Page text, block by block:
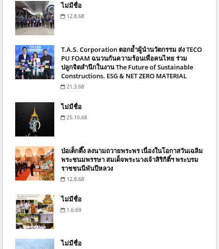
ไม่มีชื่อ
12.8.68
T.A.S. Corporation ตอกย้ำผู้นำนวัตกรรม ส่ง TECO
PU FOAM ฉนวนกันความร้อนเพื่อคนไทย ร่วม
ปลูกจิตสำนึกในงาน The Future of Sustainable
Constructions. ESG & NET ZERO MATERIAL
21.3.68
ไม่มีชื่อ
25.10.68
ป่อเต็กตึ๊ง ลงนามถวายพระพร เนื่องในโอกาสวันเฉลิม
พระชนมพรรษา สมเด็จพระนางเจ้าสิริกิติ์ฯ พระบรม
ราชชนนีพันปีหลวง
12.8.68
ไม่มีชื่อ
1.6.69
ไม่มีชื่อ